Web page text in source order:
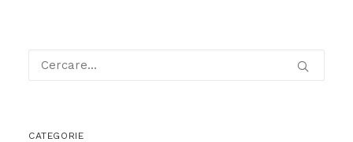
CATEGORIE